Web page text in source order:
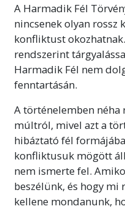
A Harmadik Fél
nincsenek olyan rossz
konfliktust
rendszerint
Harmadik Fél nem
fenntartásán.
A történelemben néha
múltról, mivel azt a
hibáztató fél
konfliktusuk mögött
nem ismerte fel.
beszélünk, és hogy mi
kellene mondanunk,